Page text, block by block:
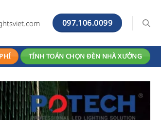
097.106.0099
TÍNH TOÁN CHỌN ĐÈN NHÀ XƯỞNG